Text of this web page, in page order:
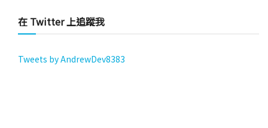
在 Twitter 上追蹤我
Tweets by AndrewDev8383